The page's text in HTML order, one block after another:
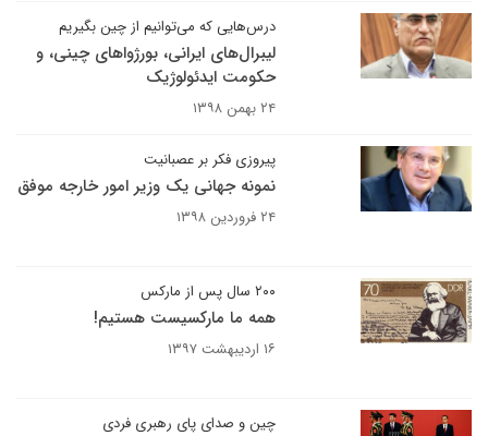
درس‌هایی که می‌توانیم از چین بگیریم
لیبرال‌های ایرانی، بورژواهای چینی، و
حکومت ایدئولوژیک
۲۴ بهمن ۱۳۹۸
پیروزی فکر بر عصبانیت
نمونه جهانی یک وزیر امور خارجه موفق
۲۴ فروردین ۱۳۹۸
۲۰۰ سال پس از مارکس
همه ما مارکسیست هستیم!
۱۶ اردیبهشت ۱۳۹۷
چین و صدای پای رهبری فردی